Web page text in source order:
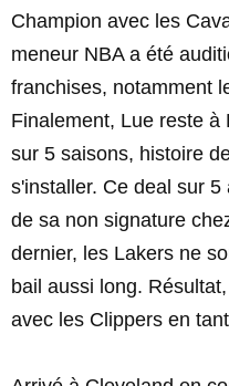
Champion avec les
meneur NBA a été
franchises, notamment
Finalement, Lue reste à
sur 5 saisons, histoire
s'installer. Ce deal sur
de sa non signature
dernier, les Lakers ne
bail aussi long.
avec les Clippers en